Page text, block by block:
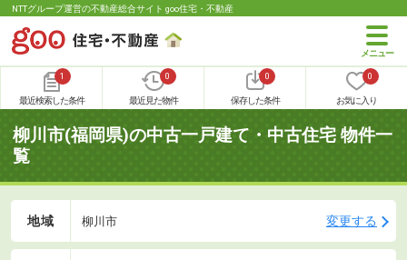
NTTグループ運営の不動産総合サイト goo住宅・不動産
1
最近検索した条件
0
最近見た物件
0
保存した条件
0
お気に入り
柳川市(福岡県)の中古一戸建て・中古住宅 物件一
覧
地域 柳川市 変更する